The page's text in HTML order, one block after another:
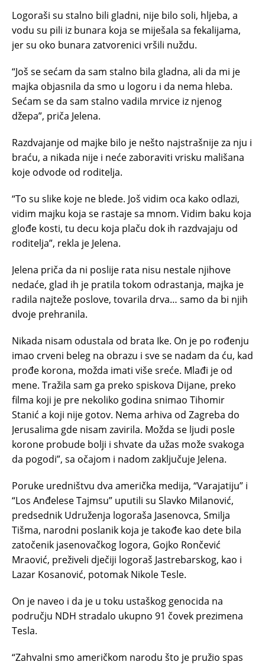
Logoraši su stalno bili gladni, nije bilo soli, hljeba, a
vodu su pili iz bunara koja se miješala sa fekalijama,
jer su oko bunara zatvorenici vršili nuždu.
“Još se sećam da sam stalno bila gladna, ali da mi je
majka objasnila da smo u logoru i da nema hleba.
Sećam se da sam stalno vadila mrvice iz njenog
džepa”, priča Jelena.
Razdvajanje od majke bilo je nešto najstrašnije za nju i
braću, a nikada nije i neće zaboraviti vrisku mališana
koje odvode od roditelja.
“To su slike koje ne blede. Još vidim oca kako odlazi,
vidim majku koja se rastaje sa mnom. Vidim baku koja
glođe kosti, tu decu koja plaču dok ih razdvajaju od
roditelja”, rekla je Jelena.
Jelena priča da ni poslije rata nisu nestale njihove
nedaće, glad ih je pratila tokom odrastanja, majka je
radila najteže poslove, tovarila drva… samo da bi njih
dvoje prehranila.
Nikada nisam odustala od brata Ike. On je po rođenju
imao crveni beleg na obrazu i sve se nadam da ću, kad
prođe korona, možda imati više sreće. Mlađi je od
mene. Tražila sam ga preko spiskova Dijane, preko
filma koji je pre nekoliko godina snimao Tihomir
Stanić a koji nije gotov. Nema arhiva od Zagreba do
Jerusalima gde nisam zavirila. Možda se ljudi posle
korone probude bolji i shvate da užas može svakoga
da pogodi”, sa očajom i nadom zaključuje Jelena.
Poruke uredništvu dva američka medija, “Varajatiju” i
“Los Anđelese Tajmsu” uputili su Slavko Milanović,
predsednik Udruženja logoraša Jasenovca, Smilja
Tišma, narodni poslanik koja je takođe kao dete bila
zatočenik jasenovačkog logora, Gojko Rončević
Mraović, preživeli dječiji logoraš Jastrebarskog, kao i
Lazar Kosanović, potomak Nikole Tesle.
On je naveo i da je u toku ustaškog genocida na
području NDH stradalo ukupno 91 čovek prezimena
Tesla.
“Zahvalni smo američkom narodu što je pružio spas